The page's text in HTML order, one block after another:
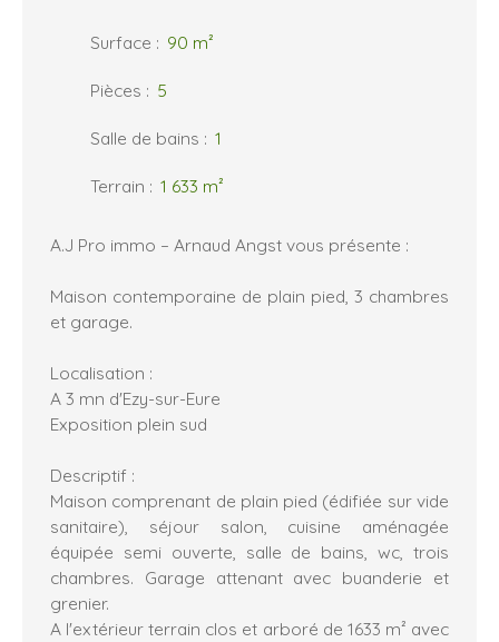
Surface : 90 m²
Pièces : 5
Salle de bains : 1
Terrain : 1 633 m²
A.J Pro immo – Arnaud Angst vous présente :
Maison contemporaine de plain pied, 3 chambres
et garage.
Localisation :
A 3 mn d'Ezy-sur-Eure
Exposition plein sud
Descriptif :
Maison comprenant de plain pied (édifiée sur vide
sanitaire), séjour salon, cuisine aménagée
équipée semi ouverte, salle de bains, wc, trois
chambres. Garage attenant avec buanderie et
grenier.
A l'extérieur terrain clos et arboré de 1633 m² avec